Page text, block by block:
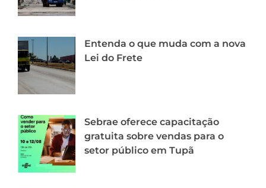
Entenda o que muda com a nova
Lei do Frete
Sebrae oferece capacitação
gratuita sobre vendas para o
setor público em Tupã